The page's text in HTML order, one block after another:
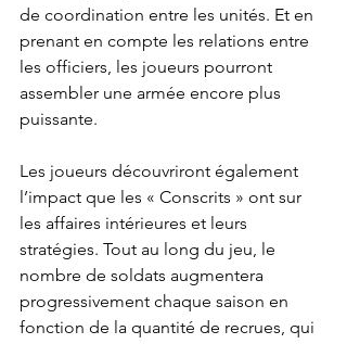
de coordination entre les unités. Et en
prenant en compte les relations entre
les officiers, les joueurs pourront
assembler une armée encore plus
puissante.
Les joueurs découvriront également
l’impact que les « Conscrits » ont sur
les affaires intérieures et leurs
stratégies. Tout au long du jeu, le
nombre de soldats augmentera
progressivement chaque saison en
fonction de la quantité de recrues, qui